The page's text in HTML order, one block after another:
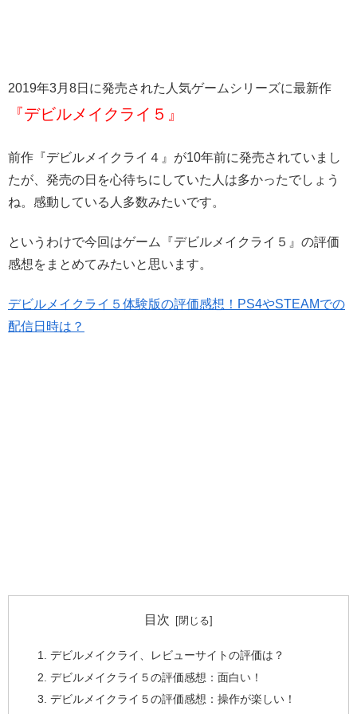
2019年3月8日に発売された人気ゲームシリーズに最新作
『デビルメイクライ５』
前作『デビルメイクライ４』が10年前に発売されていまし
たが、発売の日を心待ちにしていた人は多かったでしょう
ね。感動している人多数みたいです。
というわけで今回はゲーム『デビルメイクライ５』の評価
感想をまとめてみたいと思います。
デビルメイクライ５体験版の評価感想！PS4やSTEAMでの
配信日時は？
目次
デビルメイクライ、レビューサイトの評価は？
デビルメイクライ５の評価感想：面白い！
デビルメイクライ５の評価感想：操作が楽しい！